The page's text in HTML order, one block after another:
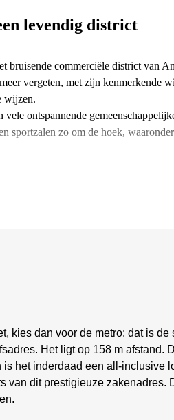
levendig district
bruisende commerciële district van
vergeten, met zijn kenmerkende
wijzen.
ontspannende
sportzalen zo om de hoek,
kies dan voor de metro: dat is de
Het ligt op 158 m afstand.
het inderdaad een all-inclusive
van dit prestigieuze zakenadres.